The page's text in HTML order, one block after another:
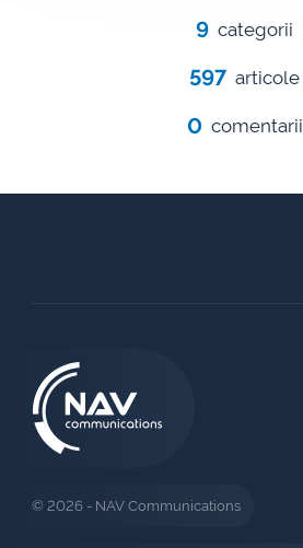
9 categorii
597 articole
0 comentarii
© 2026 - NAV Communications